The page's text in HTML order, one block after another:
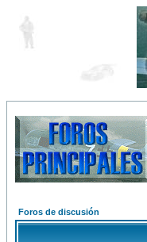
Foros de discusión